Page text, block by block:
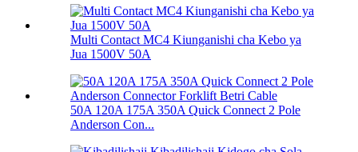
Multi Contact MC4 Kiunganishi cha Kebo ya
Jua 1500V 50A
50A 120A 175A 350A Quick Connect 2 Pole
Anderson Con...